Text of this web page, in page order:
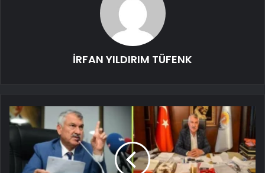
İRFAN YILDIRIM TÜFENK